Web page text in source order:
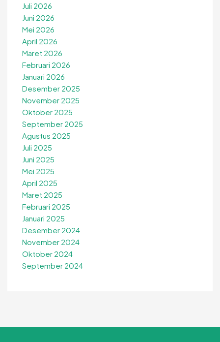
Juli 2026
Juni 2026
Mei 2026
April 2026
Maret 2026
Februari 2026
Januari 2026
Desember 2025
November 2025
Oktober 2025
September 2025
Agustus 2025
Juli 2025
Juni 2025
Mei 2025
April 2025
Maret 2025
Februari 2025
Januari 2025
Desember 2024
November 2024
Oktober 2024
September 2024